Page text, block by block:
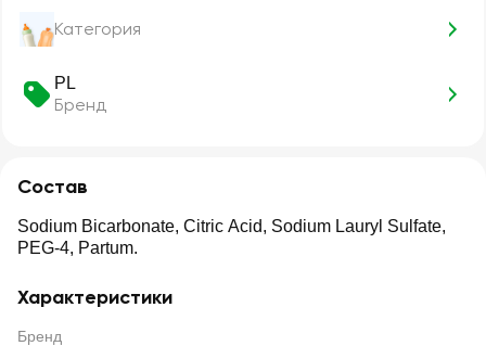
Категория
PL
Бренд
Состав
Sodium Bicarbonate, Citric Acid, Sodium Lauryl Sulfate,
PEG-4, Partum.
Характеристики
Бренд